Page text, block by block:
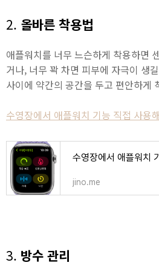
2. 올바른 착용법
애플워치를 너무 느슨하게 착용하면
거나, 너무 꽉 차면 피부에 자극이 생
사이에 약간의 공간을 두고 편안하게
수영장에서 애플워치 기능 직접 사용
수영장에서 애플워치
jino.me
3. 방수 관리